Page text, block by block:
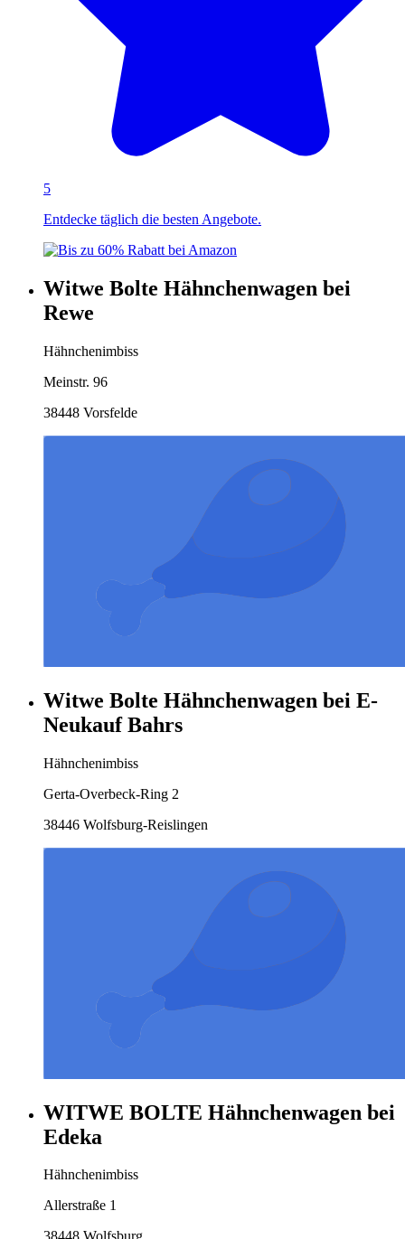
5
Entdecke täglich die besten Angebote.
Witwe Bolte Hähnchenwagen bei
Rewe
Hähnchenimbiss
Meinstr. 96
38448 Vorsfelde
Witwe Bolte Hähnchenwagen bei E-
Neukauf Bahrs
Hähnchenimbiss
Gerta-Overbeck-Ring 2
38446 Wolfsburg-Reislingen
WITWE BOLTE Hähnchenwagen bei
Edeka
Hähnchenimbiss
Allerstraße 1